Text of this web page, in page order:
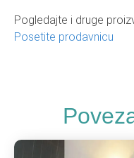
Pogledajte i druge
Posetite prodavnicu